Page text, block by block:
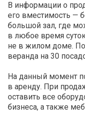
В информации о
его вместимость —
большой зал, где
в любое время
не в жилом доме.
веранда на 30
На данный момент
в аренду. При
оставить все
бизнеса, а также